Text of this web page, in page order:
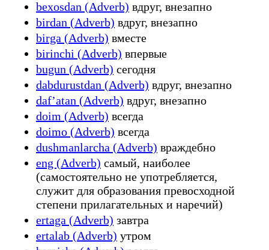
bexosdan (Adverb) вдруг, внезапно
birdan (Adverb) вдруг, внезапно
birga (Adverb) вместе
birinchi (Adverb) впервые
bugun (Adverb) сегодня
dabdurustdan (Adverb) вдруг, внезапно
dafʼatan (Adverb) вдруг, внезапно
doim (Adverb) всегда
doimo (Adverb) всегда
dushmanlarcha (Adverb) враждебно
eng (Adverb) самый, наиболее
(самостоятельно не употребляется,
служит для образования превосходной
степени прилагательных и наречий)
ertaga (Adverb) завтра
ertalab (Adverb) утром